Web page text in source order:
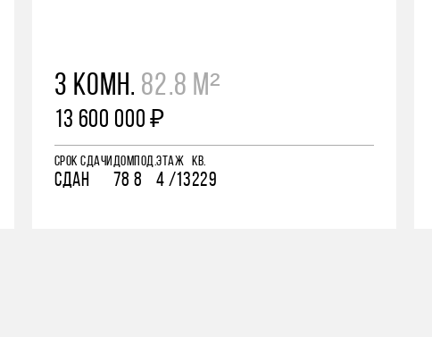
3 КОМН. 82.8 М²
13 600 000 ₽
СРОК СДАЧИ
СДАН
ДОМ
78
ПОД.
8
ЭТАЖ
4 /13
КВ.
229